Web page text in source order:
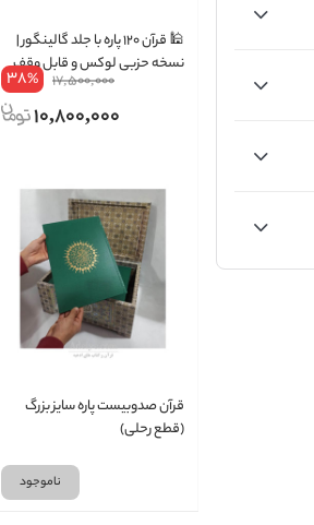
🕌 قرآن ۱۲۰ پاره با جلد گالینگور |
نسخه حزبی لوکس و قابل وقف
17,500,000
38%
10,800,000
قرآن صدوبیست پاره سایز بزرگ
(قطع رحلی)
ناموجود